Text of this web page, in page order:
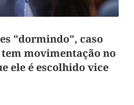
"dormindo", caso
movimentação no
ele é escolhido vice